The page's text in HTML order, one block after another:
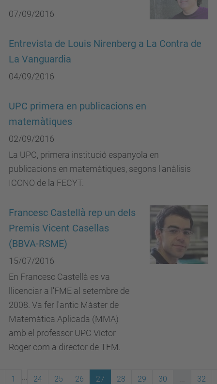
07/09/2016
Entrevista de Louis Nirenberg a La Contra de
La Vanguardia
04/09/2016
UPC primera en publicacions en
matemàtiques
02/09/2016
La UPC, primera institució espanyola en
publicacions en matemàtiques, segons l'anàlisis
ICONO de la FECYT.
Francesc Castellà rep un dels
Premis Vicent Casellas
(BBVA-RSME)
15/07/2016
En Francesc Castellà es va
llicenciar a l'FME al setembre de
2008. Va fer l'antic Màster de
Matemàtica Aplicada (MMA)
amb el professor UPC Víctor
Roger com a director de TFM.
1 24 25 26 27 28 29 30 ... 32